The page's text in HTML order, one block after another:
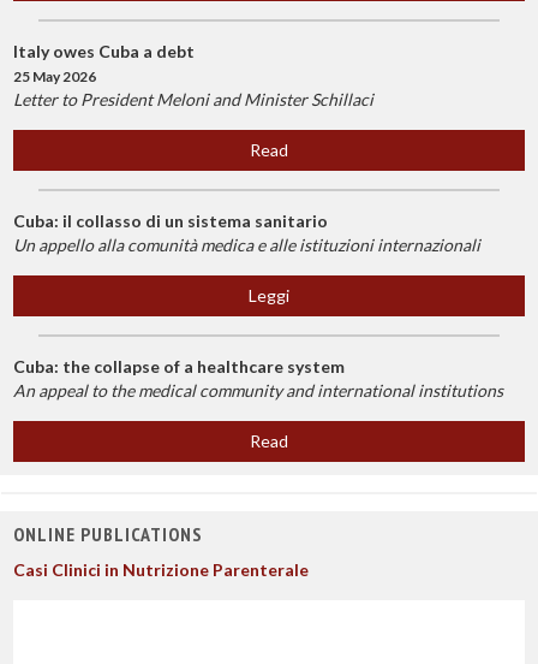
Italy owes Cuba a debt
25 May 2026
Letter to President Meloni and Minister Schillaci
Read
Cuba: il collasso di un sistema sanitario
Un appello alla comunità medica e alle istituzioni internazionali
Leggi
Cuba: the collapse of a healthcare system
An appeal to the medical community and international institutions
Read
ONLINE PUBLICATIONS
Casi Clinici in Nutrizione Parenterale